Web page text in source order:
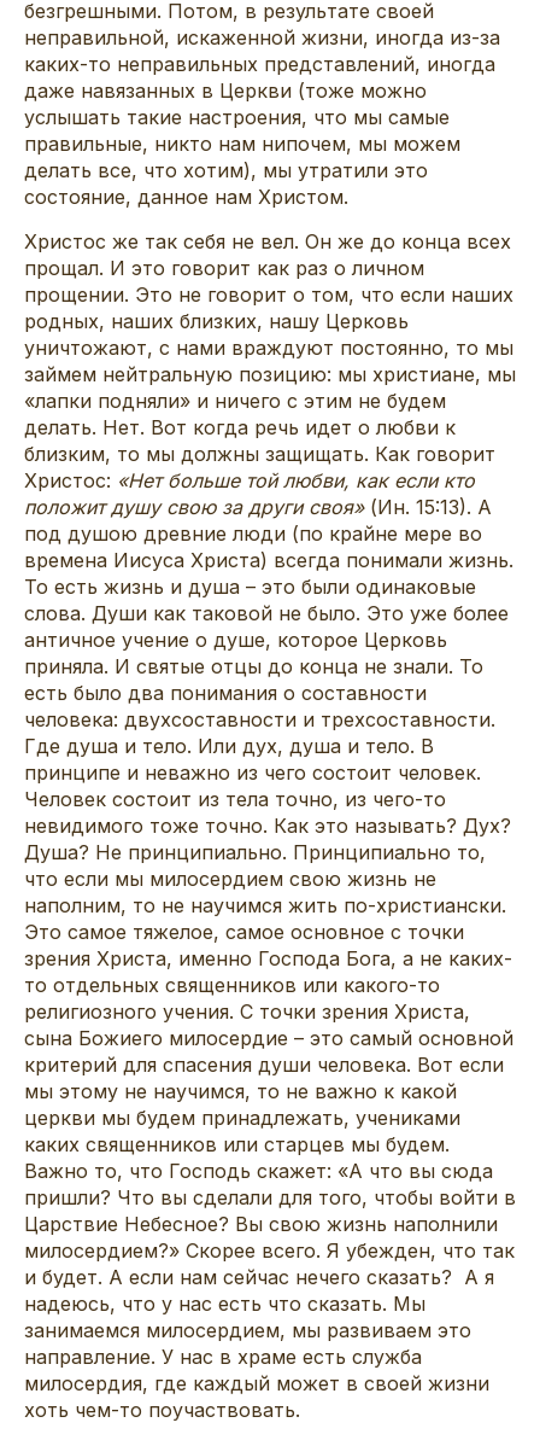
безгрешными. Потом, в результате своей
неправильной, искаженной жизни, иногда из-за
каких-то неправильных представлений, иногда
даже навязанных в Церкви (тоже можно
услышать такие настроения, что мы самые
правильные, никто нам нипочем, мы можем
делать все, что хотим), мы утратили это
состояние, данное нам Христом.
Христос же так себя не вел. Он же до конца всех
прощал. И это говорит как раз о личном
прощении. Это не говорит о том, что если наших
родных, наших близких, нашу Церковь
уничтожают, с нами враждуют постоянно, то мы
займем нейтральную позицию: мы христиане, мы
«лапки подняли» и ничего с этим не будем
делать. Нет. Вот когда речь идет о любви к
близким, то мы должны защищать. Как говорит
Христос: «Нет больше той любви, как если кто
положит душу свою за други своя»(Ин. 15:13). А
под душою древние люди (по крайне мере во
времена Иисуса Христа) всегда понимали жизнь.
То есть жизнь и душа – это были одинаковые
слова. Души как таковой не было. Это уже более
античное учение о душе, которое Церковь
приняла. И святые отцы до конца не знали. То
есть было два понимания о составности
человека: двухсоставности и трехсоставности.
Где душа и тело. Или дух, душа и тело. В
принципе и неважно из чего состоит человек.
Человек состоит из тела точно, из чего-то
невидимого тоже точно. Как это называть? Дух?
Душа? Не принципиально. Принципиально то,
что если мы милосердием свою жизнь не
наполним, то не научимся жить по-христиански.
Это самое тяжелое, самое основное с точки
зрения Христа, именно Господа Бога, а не каких-
то отдельных священников или какого-то
религиозного учения. С точки зрения Христа,
сына Божиего милосердие – это самый основной
критерий для спасения души человека. Вот если
мы этому не научимся, то не важно к какой
церкви мы будем принадлежать, учениками
каких священников или старцев мы будем.
Важно то, что Господь скажет: «А что вы сюда
пришли? Что вы сделали для того, чтобы войти в
Царствие Небесное? Вы свою жизнь наполнили
милосердием?» Скорее всего. Я убежден, что так
и будет. А если нам сейчас нечего сказать? А я
надеюсь, что у нас есть что сказать. Мы
занимаемся милосердием, мы развиваем это
направление. У нас в храме есть служба
милосердия, где каждый может в своей жизни
хоть чем-то поучаствовать.